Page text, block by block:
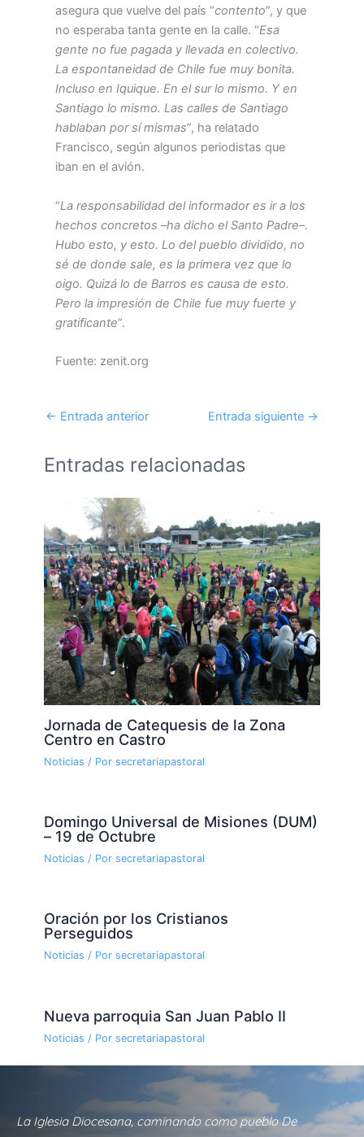
asegura que vuelve del país “contento”, y que
no esperaba tanta gente en la calle. “Esa
gente no fue pagada y llevada en colectivo.
La espontaneidad de Chile fue muy bonita.
Incluso en Iquique. En el sur lo mismo. Y en
Santiago lo mismo. Las calles de Santiago
hablaban por sí mismas”, ha relatado
Francisco, según algunos periodistas que
iban en el avión.
“La responsabilidad del informador es ir a los
hechos concretos –ha dicho el Santo Padre–.
Hubo esto, y esto. Lo del pueblo dividido, no
sé de donde sale, es la primera vez que lo
oigo. Quizá lo de Barros es causa de esto.
Pero la impresión de Chile fue muy fuerte y
gratificante”.
Fuente: zenit.org
← Entrada anterior Entrada siguiente →
Entradas relacionadas
Jornada de Catequesis de la Zona
Centro en Castro
Noticias / Por secretariapastoral
Domingo Universal de Misiones (DUM)
– 19 de Octubre
Noticias / Por secretariapastoral
Oración por los Cristianos
Perseguidos
Noticias / Por secretariapastoral
Nueva parroquia San Juan Pablo II
Noticias / Por secretariapastoral
La Iglesia Diocesana, caminando como pueblo De